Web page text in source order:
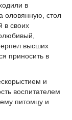
в
оловянную, стол
в своих
высших
приносить в
и
воспитателем
питомцу и